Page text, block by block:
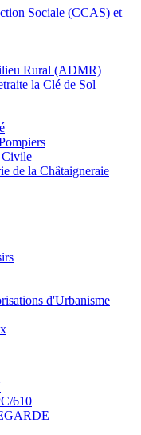
Sociale (CCAS) et
Rural (ADMR)
la Clé de Sol
Civile
de la Châtaigneraie
d'Urbanisme
610